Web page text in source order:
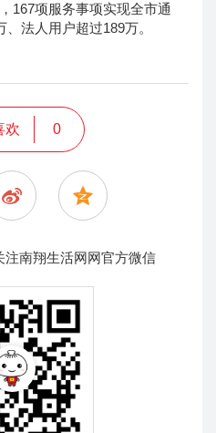
167项服务事项实现全市通
法人用户超过189万。
欢 0
南翔生活网网官方微信